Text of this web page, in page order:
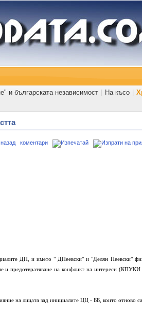
и българската независимост На късо
коментари
ДП, и името " ДПеевски" и "Делян Пеевски"
и предотвратяване на конфликт на интереси
на лицата зад инициалите ЦЦ - ББ, които отново са